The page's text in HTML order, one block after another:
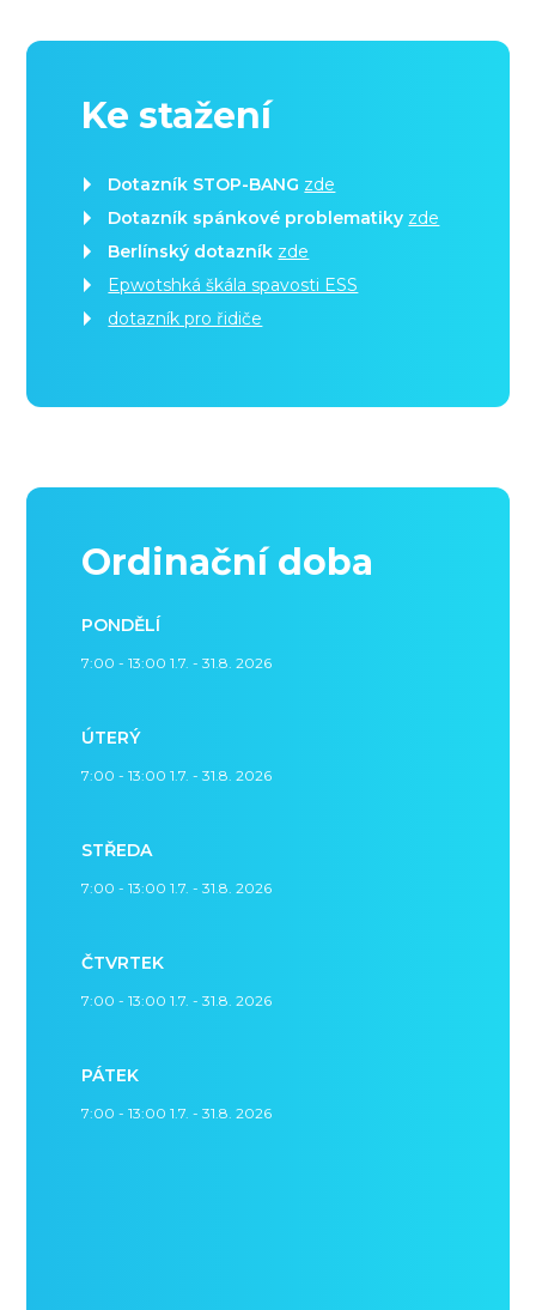
Ke stažení
Dotazník STOP-BANG zde
Dotazník spánkové problematiky zde
Berlínský dotazník zde
Epwotshká škála spavosti ESS
dotazník pro řidiče
Ordinační doba
PONDĚLÍ
7:00 - 13:00 1.7. - 31.8. 2026
ÚTERÝ
7:00 - 13:00 1.7. - 31.8. 2026
STŘEDA
7:00 - 13:00 1.7. - 31.8. 2026
ČTVRTEK
7:00 - 13:00 1.7. - 31.8. 2026
PÁTEK
7:00 - 13:00 1.7. - 31.8. 2026